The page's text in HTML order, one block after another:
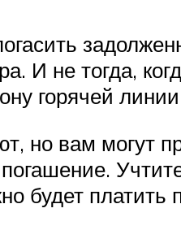
И не тогда,
горячей
но вам могут
будет платить